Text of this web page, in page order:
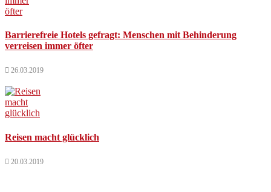
Barrierefreie Hotels gefragt: Menschen mit Behinderung
verreisen immer öfter
26.03.2019
Reisen macht glücklich
20.03.2019